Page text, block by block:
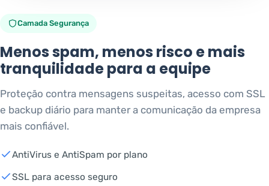
Camada Segurança
Menos spam, menos risco e mais
tranquilidade para a equipe
Proteção contra mensagens suspeitas, acesso com SSL
e backup diário para manter a comunicação da empresa
mais confiável.
AntiVirus e AntiSpam por plano
SSL para acesso seguro